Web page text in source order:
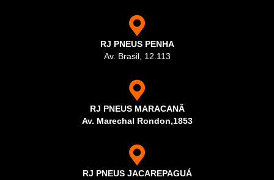
RJ PNEUS PENHA
Av. Brasil, 12.113
RJ PNEUS MARACANÃ
Av. Marechal Rondon,1853
RJ PNEUS JACAREPAGUÁ